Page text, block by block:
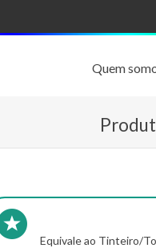
Quem
Equivale ao Tinteiro/